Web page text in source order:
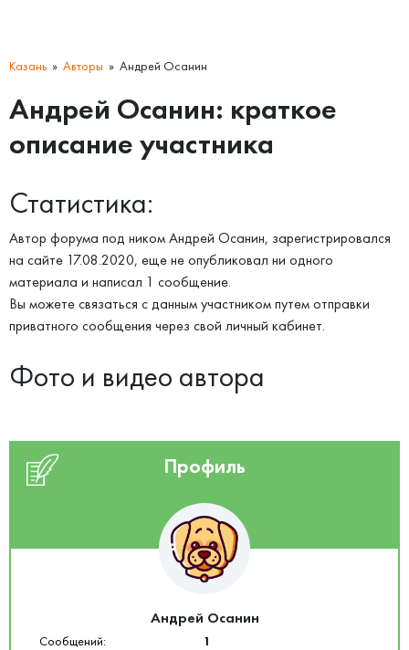
Казань Авторы Андрей Осанин
Андрей Осанин: краткое
описание участника
Статистика:
Автор форума под ником Андрей Осанин, зарегистрировался
на сайте 17.08.2020, еще не опубликовал ни одного
материала и написал 1 сообщение.
Вы можете связаться с данным участником путем отправки
приватного сообщения через свой личный кабинет.
Фото и видео автора
Профиль
Андрей Осанин
Сообщений:
1